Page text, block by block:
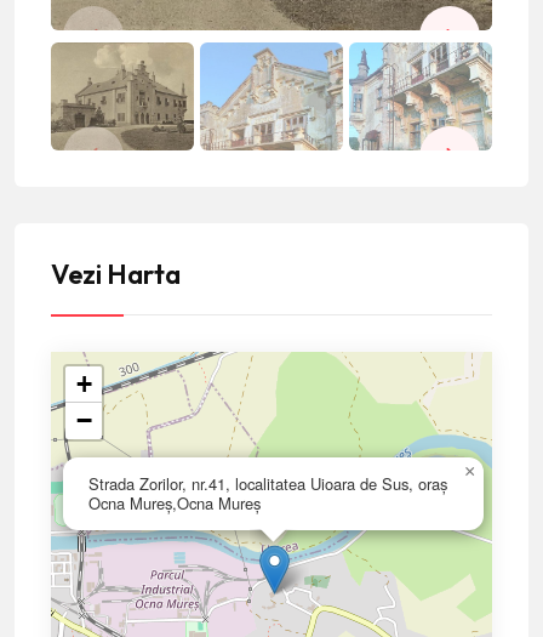
Vezi Harta
Strada Zorilor, nr.41, localitatea Uioara de Sus, oraş
Ocna Mureș,Ocna Mureș
×
+
−